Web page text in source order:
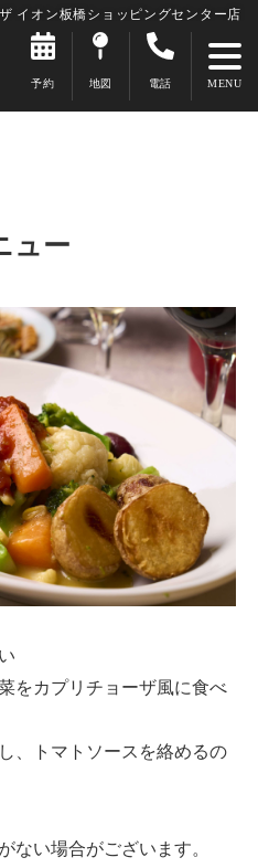
イオン板橋ショッピングセンター店
予約 地図 電話
ュー
をカプリチョーザ風に食べ
、トマトソースを絡めるの
ない場合がございます。